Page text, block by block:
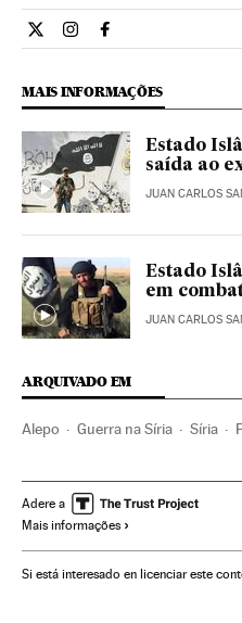
Internacional El País Brasil
Internacional El País
Internacional El
MAIS INFORMAÇÕES
Estado
saída ao
JUAN CARLOS
Estado
em
JUAN CARLOS
ARQUIVADO EM
Alepo Guerra na Síria Síria
Oriente médio Guerra Ásia
Protestos sociais
Sociedade
Adere a
Mais informações
Si está interesado en licenciar este